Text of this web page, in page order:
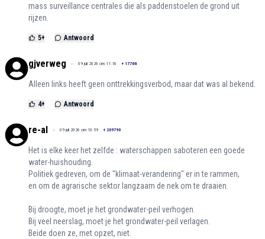
mass surveillance centrales die als paddenstoelen de grond uit
rijzen.
5+ Antwoord
gjverweg 09 juli 2026 om 11:18 + 17766
Alleen links heeft geen onttrekkingsverbod, maar dat was al bekend.
4+ Antwoord
re-al 09 juli 2026 om 10:59 + 209790
Het is elke keer het zelfde : waterschappen saboteren een goede
water-huishouding.
Politiek gedreven, om de "klimaat-verandering" er in te rammen,
en om de agrarische sektor langzaam de nek om te draaien.
Bij droogte, moet je het grondwater-peil verhogen.
Bij veel neerslag, moet je het grondwater-peil verlagen.
Beide doen ze, met opzet, niet.